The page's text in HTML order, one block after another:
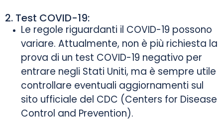
2. Test COVID-19:
Le regole riguardanti il COVID-19 possono
variare. Attualmente, non è più richiesta la
prova di un test COVID-19 negativo per
entrare negli Stati Uniti, ma è sempre utile
controllare eventuali aggiornamenti sul
sito ufficiale del CDC (Centers for Disease
Control and Prevention).